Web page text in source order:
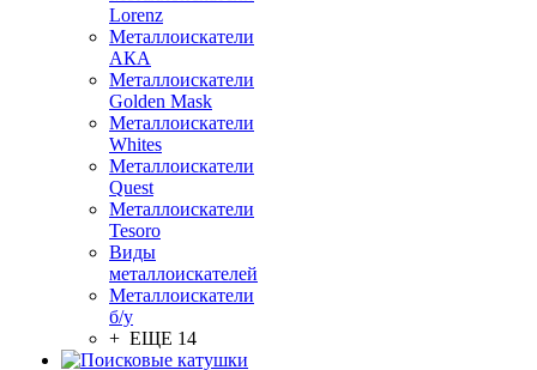
Lorenz
Металлоискатели
АКА
Металлоискатели
Golden Mask
Металлоискатели
Whites
Металлоискатели
Quest
Металлоискатели
Tesoro
Виды
металлоискателей
Металлоискатели
б/у
+ ЕЩЕ 14